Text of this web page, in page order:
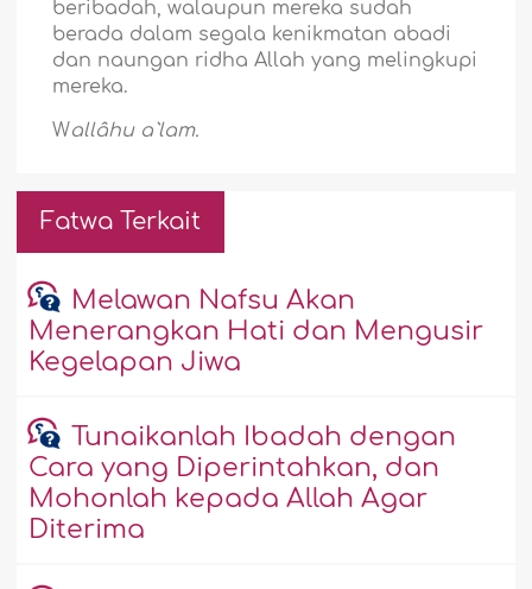
beribadah, walaupun mereka sudah
berada dalam segala kenikmatan abadi
dan naungan ridha Allah yang melingkupi
mereka.
Wallâhu a`lam.
Fatwa Terkait
Melawan Nafsu Akan
Menerangkan Hati dan Mengusir
Kegelapan Jiwa
Tunaikanlah Ibadah dengan
Cara yang Diperintahkan, dan
Mohonlah kepada Allah Agar
Diterima